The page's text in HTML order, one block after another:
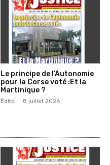
Le principe de l’Autonomie
pour la Corse voté :Et la
Martinique ?
Édito 8 juillet 2026